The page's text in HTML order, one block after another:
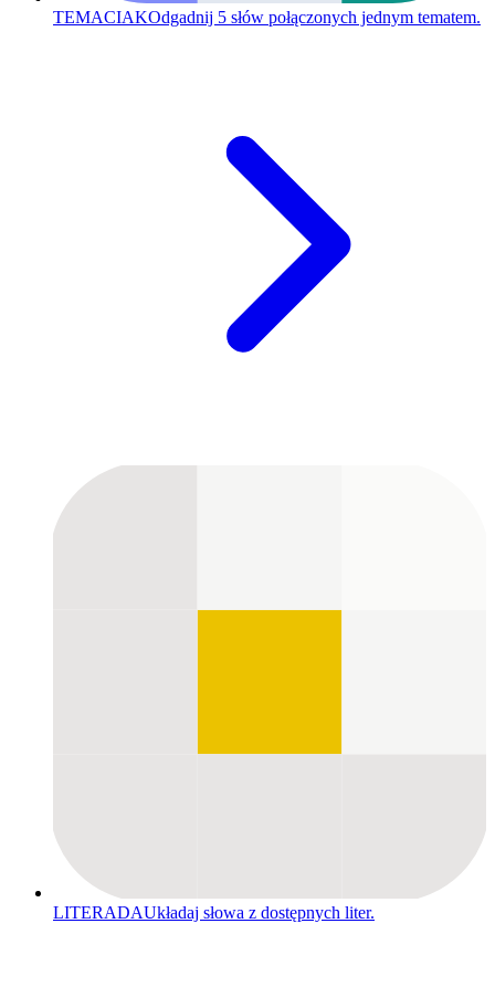
TEMACIAKOdgadnij 5 słów połączonych jednym tematem.
LITERADAUkładaj słowa z dostępnych liter.